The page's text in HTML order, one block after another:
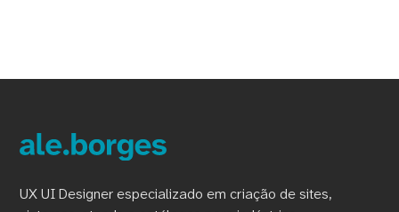
UX UI Designer especializado em criação de sites,